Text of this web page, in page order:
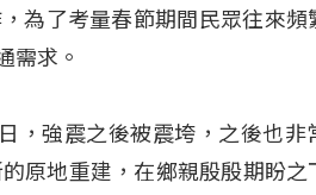
為了考量春節期間民眾往來頻
需求。
，強震之後被震垮，之後也非
原地重建，在鄉親殷殷期盼之